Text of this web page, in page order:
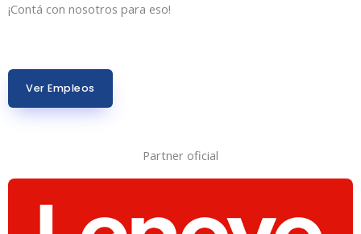
¡Contá con nosotros para eso!
Ver Empleos
Partner oficial